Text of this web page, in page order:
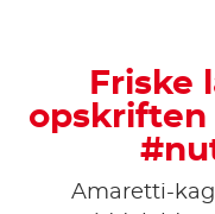
Friske
opskriften
Amaretti-